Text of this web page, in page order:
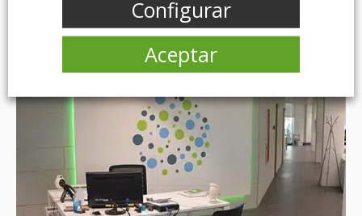
Configurar
Aceptar